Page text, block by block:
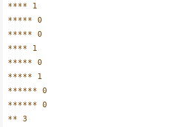
**** 1
***** 0
***** 0
**** 1
***** 0
***** 1
****** 0
****** 0
** 3